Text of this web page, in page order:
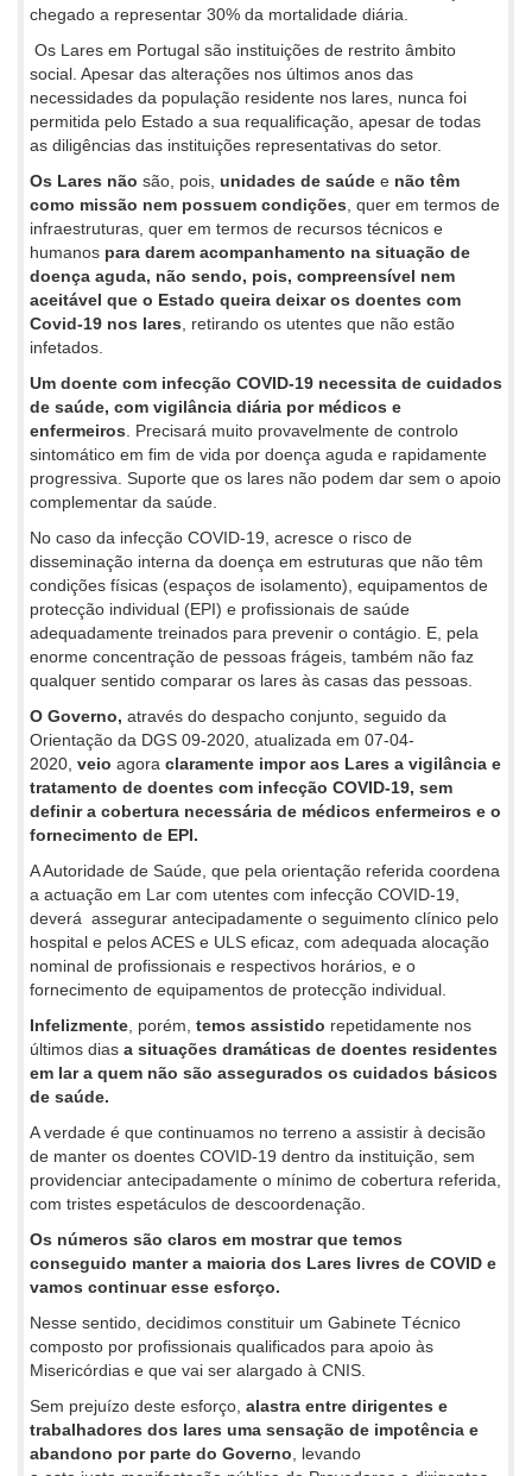
chegado a representar 30% da mortalidade diária.
Os Lares em Portugal são instituições de restrito âmbito
social. Apesar das alterações nos últimos anos das
necessidades da população residente nos lares, nunca foi
permitida pelo Estado a sua requalificação, apesar de todas
as diligências das instituições representativas do setor.
Os Lares não são, pois, unidades de saúde e não têm
como missão nem possuem condições , quer em termos de
infraestruturas, quer em termos de recursos técnicos e
humanos para darem acompanhamento na situação de
doença aguda, não sendo, pois, compreensível nem
aceitável que o Estado queira deixar os doentes com
Covid-19 nos lares , retirando os utentes que não estão
infetados.
Um doente com infecção COVID-19 necessita de cuidados
de saúde, com vigilância diária por médicos e
enfermeiros . Precisará muito provavelmente de controlo
sintomático em fim de vida por doença aguda e rapidamente
progressiva. Suporte que os lares não podem dar sem o apoio
complementar da saúde.
No caso da infecção COVID-19, acresce o risco de
disseminação interna da doença em estruturas que não têm
condições físicas (espaços de isolamento), equipamentos de
protecção individual (EPI) e profissionais de saúde
adequadamente treinados para prevenir o contágio. E, pela
enorme concentração de pessoas frágeis, também não faz
qualquer sentido comparar os lares às casas das pessoas.
O Governo, através do despacho conjunto, seguido da
Orientação da DGS 09-2020, atualizada em 07-04-
2020, veio agora claramente impor aos Lares a vigilância e
tratamento de doentes com infecção COVID-19, sem
definir a cobertura necessária de médicos enfermeiros e o
fornecimento de EPI.
A Autoridade de Saúde, que pela orientação referida coordena
a actuação em Lar com utentes com infecção COVID-19,
deverá assegurar antecipadamente o seguimento clínico pelo
hospital e pelos ACES e ULS eficaz, com adequada alocação
nominal de profissionais e respectivos horários, e o
fornecimento de equipamentos de protecção individual.
Infelizmente , porém, temos assistido repetidamente nos
últimos dias a situações dramáticas de doentes residentes
em lar a quem não são assegurados os cuidados básicos
de saúde.
A verdade é que continuamos no terreno a assistir à decisão
de manter os doentes COVID-19 dentro da instituição, sem
providenciar antecipadamente o mínimo de cobertura referida,
com tristes espetáculos de descoordenação.
Os números são claros em mostrar que temos
conseguido manter a maioria dos Lares livres de COVID e
vamos continuar esse esforço.
Nesse sentido, decidimos constituir um Gabinete Técnico
composto por profissionais qualificados para apoio às
Misericórdias e que vai ser alargado à CNIS.
Sem prejuízo deste esforço, alastra entre dirigentes e
trabalhadores dos lares uma sensação de impotência e
abandono por parte do Governo , levando